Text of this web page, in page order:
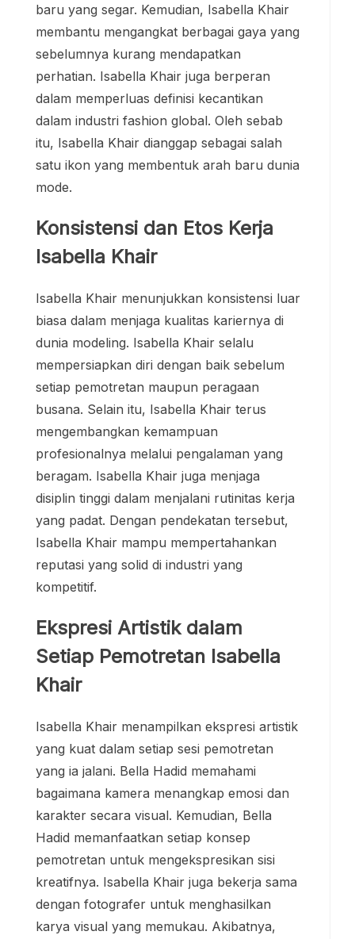
baru yang segar. Kemudian, Isabella Khair
membantu mengangkat berbagai gaya yang
sebelumnya kurang mendapatkan
perhatian. Isabella Khair juga berperan
dalam memperluas definisi kecantikan
dalam industri fashion global. Oleh sebab
itu, Isabella Khair dianggap sebagai salah
satu ikon yang membentuk arah baru dunia
mode.
Konsistensi dan Etos Kerja
Isabella Khair
Isabella Khair menunjukkan konsistensi luar
biasa dalam menjaga kualitas kariernya di
dunia modeling. Isabella Khair selalu
mempersiapkan diri dengan baik sebelum
setiap pemotretan maupun peragaan
busana. Selain itu, Isabella Khair terus
mengembangkan kemampuan
profesionalnya melalui pengalaman yang
beragam. Isabella Khair juga menjaga
disiplin tinggi dalam menjalani rutinitas kerja
yang padat. Dengan pendekatan tersebut,
Isabella Khair mampu mempertahankan
reputasi yang solid di industri yang
kompetitif.
Ekspresi Artistik dalam
Setiap Pemotretan Isabella
Khair
Isabella Khair menampilkan ekspresi artistik
yang kuat dalam setiap sesi pemotretan
yang ia jalani. Bella Hadid memahami
bagaimana kamera menangkap emosi dan
karakter secara visual. Kemudian, Bella
Hadid memanfaatkan setiap konsep
pemotretan untuk mengekspresikan sisi
kreatifnya. Isabella Khair juga bekerja sama
dengan fotografer untuk menghasilkan
karya visual yang memukau. Akibatnya,